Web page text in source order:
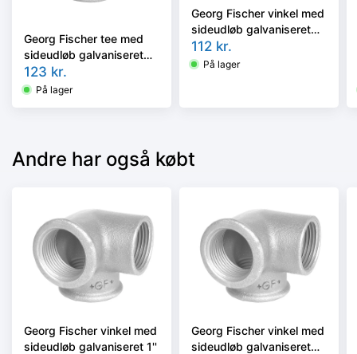
Georg Fischer tee med
sideudløb galvaniseret
3/4''
123 kr.
På lager
Georg Fischer vinkel med
sideudløb galvaniseret
3/4''
112 kr.
På lager
Andre har også købt
Georg Fischer vinkel med
sideudløb galvaniseret 1''
Georg Fischer vinkel med
sideudløb galvaniseret